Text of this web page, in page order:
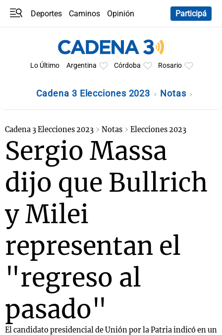
Deportes Caminos
Opinión
Participá
Lo Último Argentina Córdoba Rosario
Cadena 3 Elecciones 2023 Notas
Cadena 3 Elecciones 2023 Notas Elecciones 2023
Sergio Massa
dijo que Bullrich
y Milei
representan el
"regreso al
pasado"
El candidato presidencial de Unión por la Patria indicó en un